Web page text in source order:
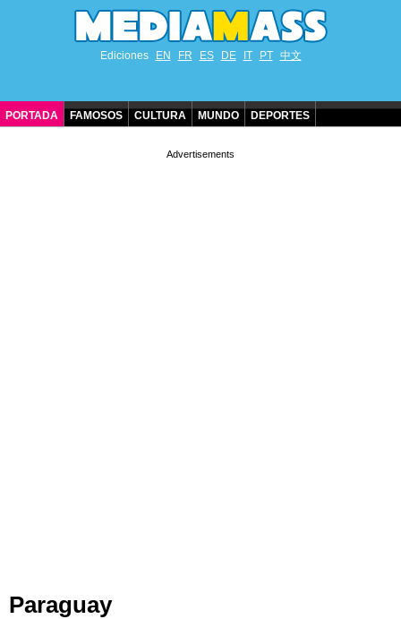
Ediciones EN FR ES DE IT PT 中文
PORTADA FAMOSOS CULTURA MUNDO DEPORTES
Paraguay